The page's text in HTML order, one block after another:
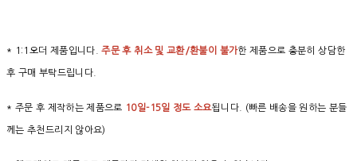
* 1:1오더 제품입니다.주문 후 취소 및 교환/환불이 불가한 제품으로 충분히 상담한
후 구매 부탁드립니다.
* 주문 후 제작하는 제품으로 10일-15일 정도 소요됩니다. (빠른 배송을 원하는 분들
께는 추천드리지 않아요)